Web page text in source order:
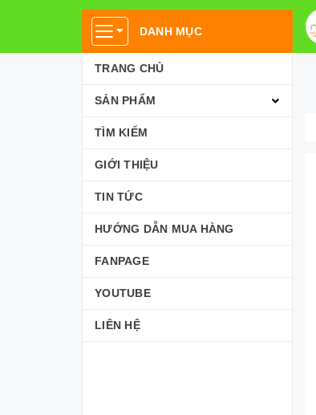
DANH MỤC
TRANG CHỦ
SẢN PHẨM
TÌM KIẾM
GIỚI THIỆU
TIN TỨC
HƯỚNG DẪN MUA HÀNG
FANPAGE
YOUTUBE
LIÊN HỆ